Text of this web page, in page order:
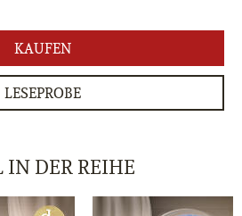
KAUFEN
LESEPROBE
IN DER REIHE